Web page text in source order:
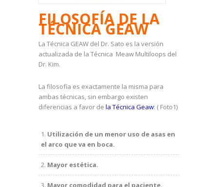
FILOSOFÍA DE LA
TÉCNICA GEAW
La Técnica GEAW del Dr. Sato es la versión
actualizada de la Técnica Meaw Multiloops del
Dr. Kim.
La filosofía es exactamente la misma para
ambas técnicas, sin embargo existen
diferencias a favor de la Técnica Geaw: ( Foto1)
Utilización de un menor uso de asas en
el arco que va en boca.
Mayor estética.
Mayor comodidad para el paciente.